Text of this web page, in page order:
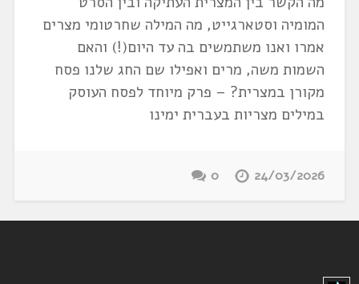
המומיה וסטארגייט, מה המילה שחרטומי מצרים
אמרו ואנו משתמשים בה עד היום(!) והאם
השמות משה, מרים ואפילו שם החג שלנו פסח
מקורן במצרית? – פרק מיוחד לפסח העוסק
במילים מצריות בעברית ימינו
24/03/2026
0